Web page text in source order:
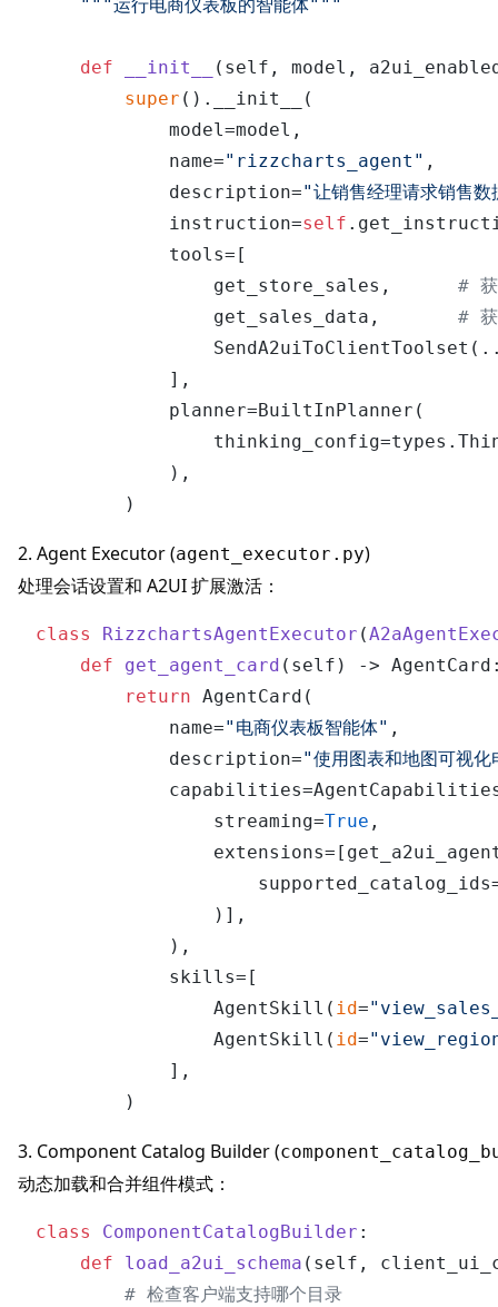
"""运行电商仪表板的智能体"""
def __init__ ( self, model,
super ().__init__(
            model=model,
            name=
"rizzcharts_agent" ,
            description=
"让销售经理请求销售
            instruction=
self
            tools=[
                get_store_sales,
# 获
                get_sales_data,
# 获
            ],
            planner=BuiltInPlanner(
            ),
2. Agent Executor (agent_executor.py)
处理会话设置和 A2UI 扩展激活：
class RizzchartsAgentExecutor (
def
get_agent_card ( self ) ->
return AgentCard(
            name=
"电商仪表板智能体" ,
            description=
"使用图表和地图可视
                streaming=
True ,
                )],
            ),
            skills=[
                AgentSkill(
id=
                AgentSkill(
id=
            ],
3. Component Catalog Builder (
动态加载和合并组件模式：
class ComponentCatalogBuilder :
def
load_a2ui_schema ( self,
# 检查客户端支持哪个目录